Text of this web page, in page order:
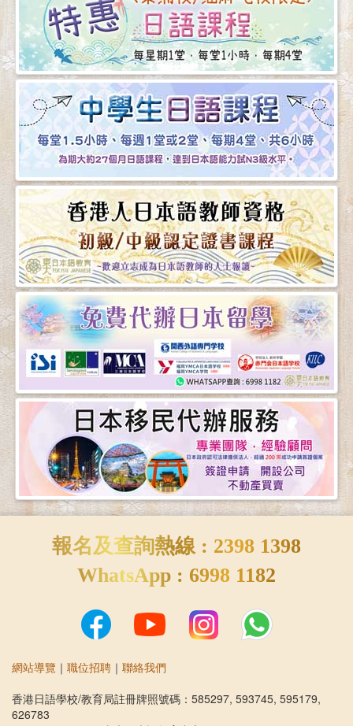
報名及查詢熱線 : 2398 1398
WhatsApp : 6998 1182
網站導覽 ｜ 職位招聘 ｜ 聯絡我們
香港日語學校/教育局註冊牌照號碼：585297, 593745, 595179,
626783